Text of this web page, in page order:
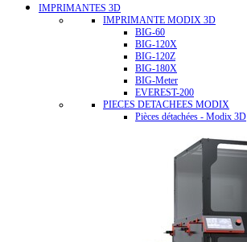
IMPRIMANTES 3D
IMPRIMANTE MODIX 3D
BIG-60
BIG-120X
BIG-120Z
BIG-180X
BIG-Meter
EVEREST-200
PIECES DETACHEES MODIX
Pièces détachées - Modix 3D